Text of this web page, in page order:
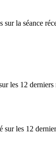
sur la séance
les 12 derniers
sur les 12